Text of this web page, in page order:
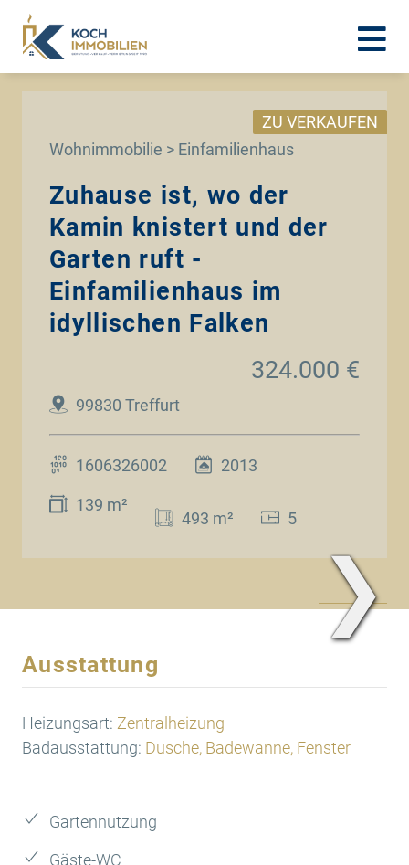
Wohnimmobilie > Einfamilienhaus
ZU VERKAUFEN
Zuhause ist, wo der
Kamin knistert und der
Garten ruft -
Einfamilienhaus im
idyllischen Falken
99830 Treffurt
324.000 €
1606326002 2013
139 m²
493 m² 5
❯
Ausstattung
Heizungsart: Zentralheizung
Badausstattung: Dusche, Badewanne, Fenster
Gartennutzung
Gäste-WC